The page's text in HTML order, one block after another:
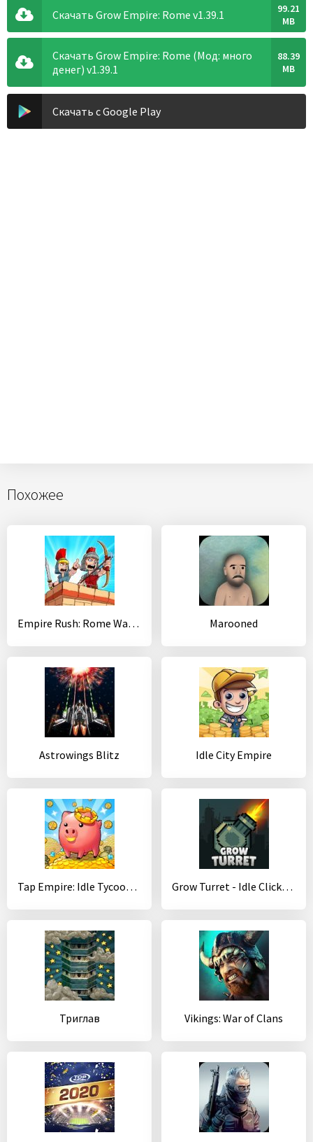
Скачать Grow Empire: Rome v1.39.1
99.21
MB
Скачать Grow Empire: Rome (Мод: много
денег) v1.39.1
88.39
MB
Скачать с Google Play
Похожее
Empire Rush: Rome Wars (Tower Defense) Marooned
Astrowings Blitz Idle City Empire
Tap Empire: Idle Tycoon Tapper & Business Sim Game Grow Turret - Idle Clicker Defense
Триглав Vikings: War of Clans